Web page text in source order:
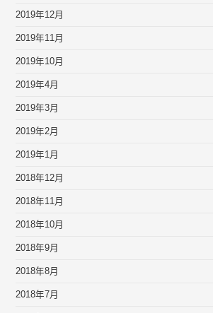
2019年12月
2019年11月
2019年10月
2019年4月
2019年3月
2019年2月
2019年1月
2018年12月
2018年11月
2018年10月
2018年9月
2018年8月
2018年7月